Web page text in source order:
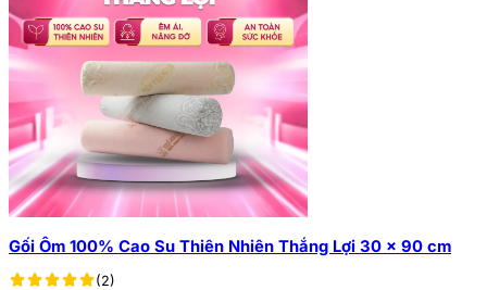
Gối Ôm 100% Cao Su Thiên Nhiên Thắng Lợi 30 x 90 cm
(2)